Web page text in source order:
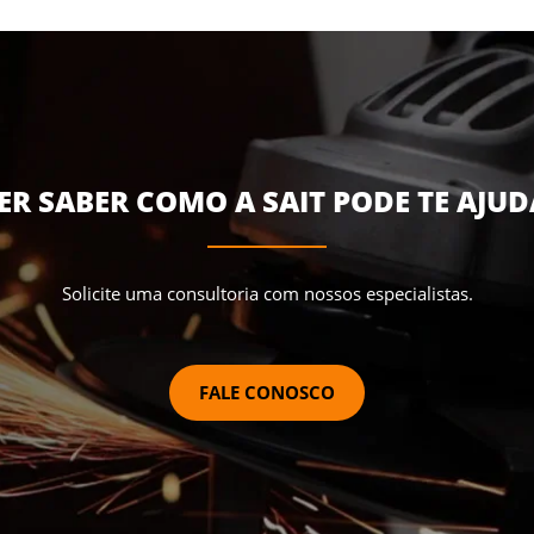
SABER COMO A SAIT PODE TE
Solicite uma consultoria com nossos especialistas.
FALE CONOSCO